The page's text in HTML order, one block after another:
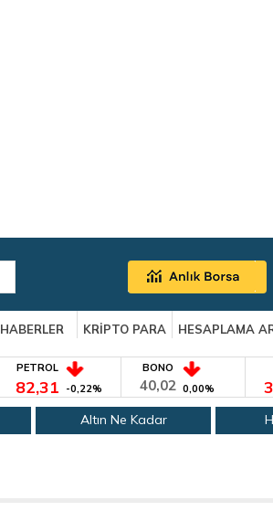
HABERLER KRİPTO PARA
HESAPLAMA
PETROL
82,31 -0,22%
BONO
40,02 0,00%
Altın Ne Kadar